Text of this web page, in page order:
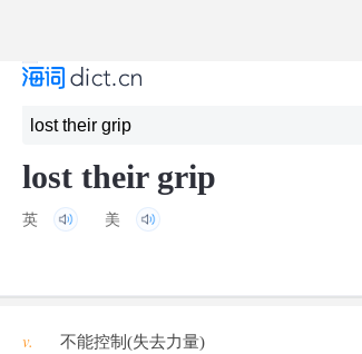
lost their grip
英 美
v. 不能控制(失去力量)